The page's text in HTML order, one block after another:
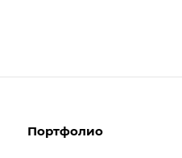
Портфолио